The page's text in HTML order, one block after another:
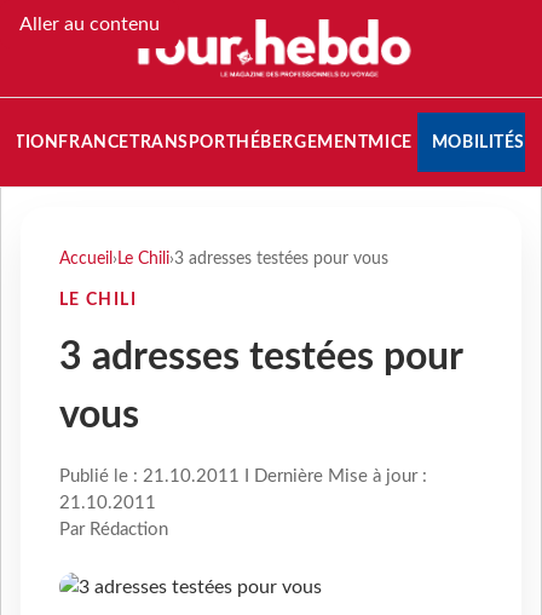
Aller au contenu
FRANCETRANSPORT HÉBERGEMENTMICE MOBILITÉS
Accueil › Le Chili›3 adresses testées pour vous
LE CHILI
3 adresses testées pour
vous
Publié le : 21.10.2011 I Dernière Mise à jour :
21.10.2011
Par Rédaction